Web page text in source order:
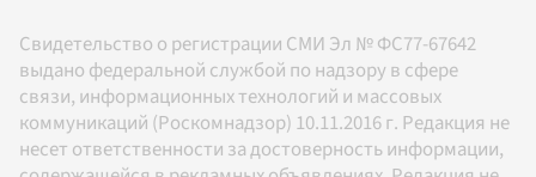
Свидетельство о регистрации СМИ Эл № ФС77-67642
выдано федеральной службой по надзору в сфере
связи, информационных технологий и массовых
коммуникаций (Роскомнадзор) 10.11.2016 г. Редакция не
несет ответственности за достоверность информации,